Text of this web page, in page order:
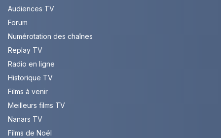
Audiences TV
Forum
Numérotation des chaînes
Replay TV
Radio en ligne
Historique TV
Films à venir
Meilleurs films TV
Nanars TV
Films de Noël